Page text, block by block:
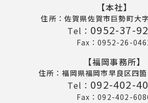
【本社】
住所：佐賀県佐賀市巨勢町大
Tel： 0952-37-
Fax：0952-26-
【福岡事務所】
住所：福岡県福岡市早良区四
Tel： 092-402-
Fax：092-402-